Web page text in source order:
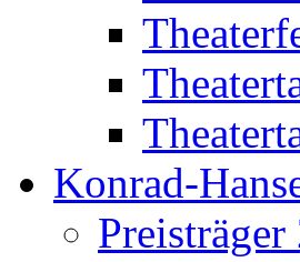
Konrad-
Preisträger